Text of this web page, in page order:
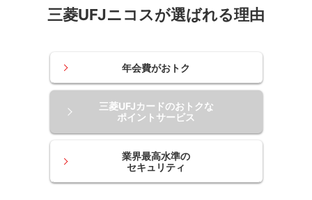
三菱UFJニコスが選ばれる理由
年会費がおトク
三菱UFJカードのおトクな
ポイントサービス
業界最高水準の
セキュリティ